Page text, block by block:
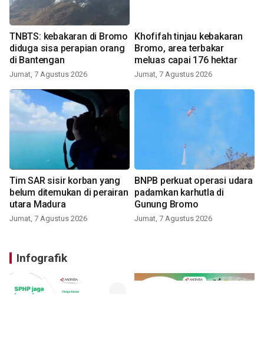
TNBTS: kebakaran di Bromo
diduga sisa perapian orang
di Bantengan
Jumat, 7 Agustus 2026
Khofifah tinjau kebakaran
Bromo, area terbakar
meluas capai 176 hektar
Jumat, 7 Agustus 2026
Tim SAR sisir korban yang
belum ditemukan di perairan
utara Madura
Jumat, 7 Agustus 2026
BNPB perkuat operasi udara
padamkan karhutla di
Gunung Bromo
Jumat, 7 Agustus 2026
Infografik